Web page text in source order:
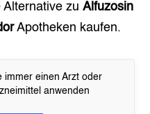
Alternative zu Alfuzosin
Apotheken kaufen.
immer einen Arzt oder
anwenden